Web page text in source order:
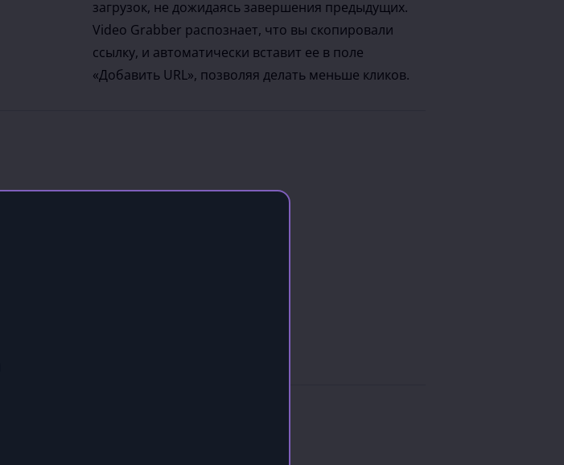
загрузок, не дожидаясь завершения предыдущих.
Video Grabber распознает, что вы скопировали
ссылку, и автоматически вставит ее в поле
«Добавить URL», позволяя делать меньше кликов.